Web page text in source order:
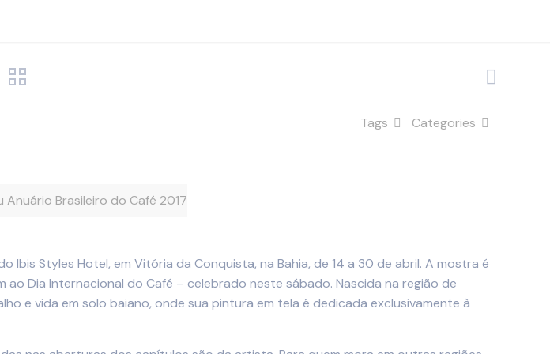
Categories
Tags
Anuário Brasileiro do Café 2017
Styles Hotel, em Vitória da Conquista, na Bahia, de 14 a 30 de abril. A mostra é
Dia Internacional do Café – celebrado neste sábado. Nascida na região de
e vida em solo baiano, onde sua pintura em tela é dedicada exclusivamente à